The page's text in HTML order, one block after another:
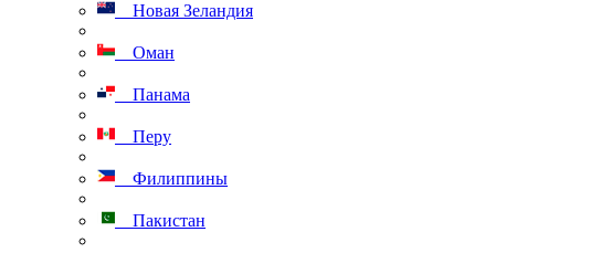
Новая Зеландия
Оман
Панама
Перу
Филиппины
Пакистан